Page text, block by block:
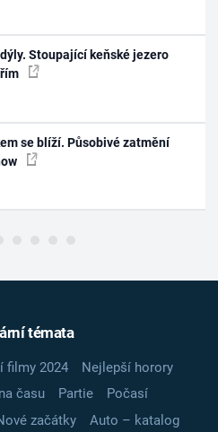
Stoupající keňské jezero
se blíží. Působivé zatmění
témata
filmy 2024
Nejlepší horory
času Partie
Počasí
začátky
Auto – katalog